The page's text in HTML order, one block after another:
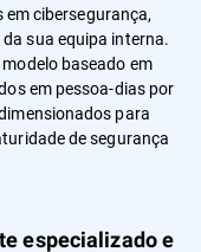
cibersegurança,
sua equipa interna.
baseado em
em pessoa-dias por
para
de segurança
especializado e